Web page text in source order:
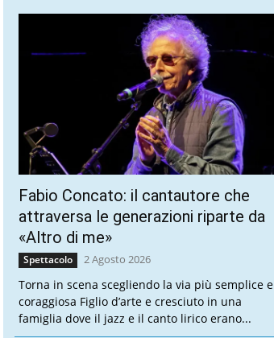
Fabio Concato: il cantautore che
attraversa le generazioni riparte da
«Altro di me»
Spettacolo 2 Agosto 2026
Torna in scena scegliendo la via più semplice e
coraggiosa Figlio d’arte e cresciuto in una
famiglia dove il jazz e il canto lirico erano...